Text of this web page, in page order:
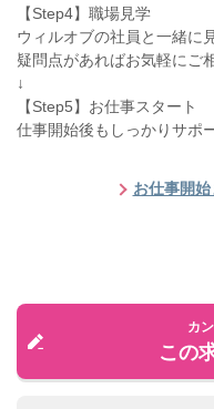
【Step4】職場見学
ウィルオブの社員と一緒に
疑問点があればお気軽にご
↓
【Step5】お仕事スタート
仕事開始後もしっかりサポ
お仕事開
カ
この